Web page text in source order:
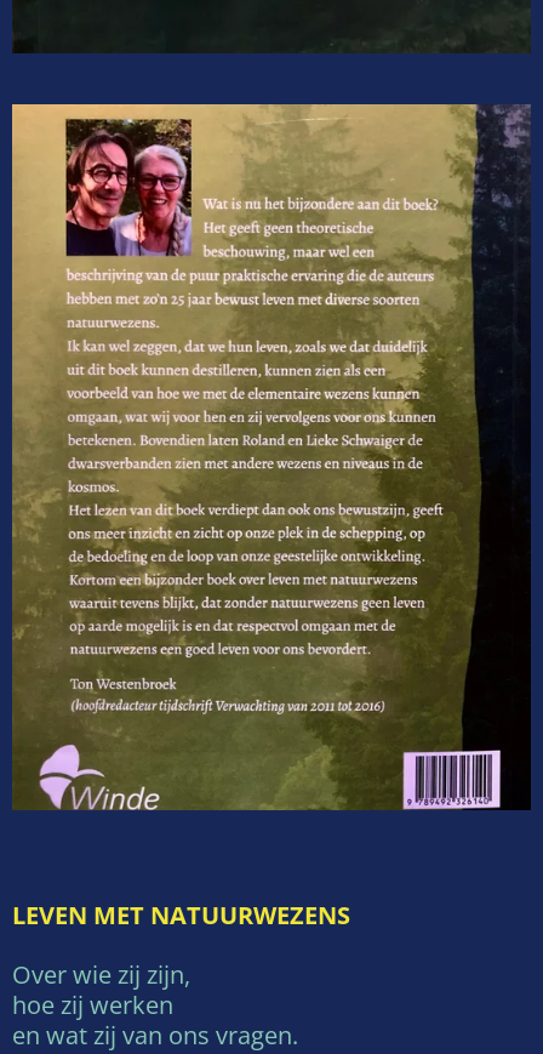
LEVEN MET NATUURWEZENS
Over wie zij zijn,
hoe zij werken
en wat zij van ons vragen.